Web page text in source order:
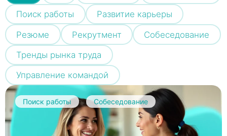
Поиск работы Развитие карьеры
Резюме Рекрутмент Собеседование
Тренды рынка труда
Управление командой
Поиск работы Собеседование